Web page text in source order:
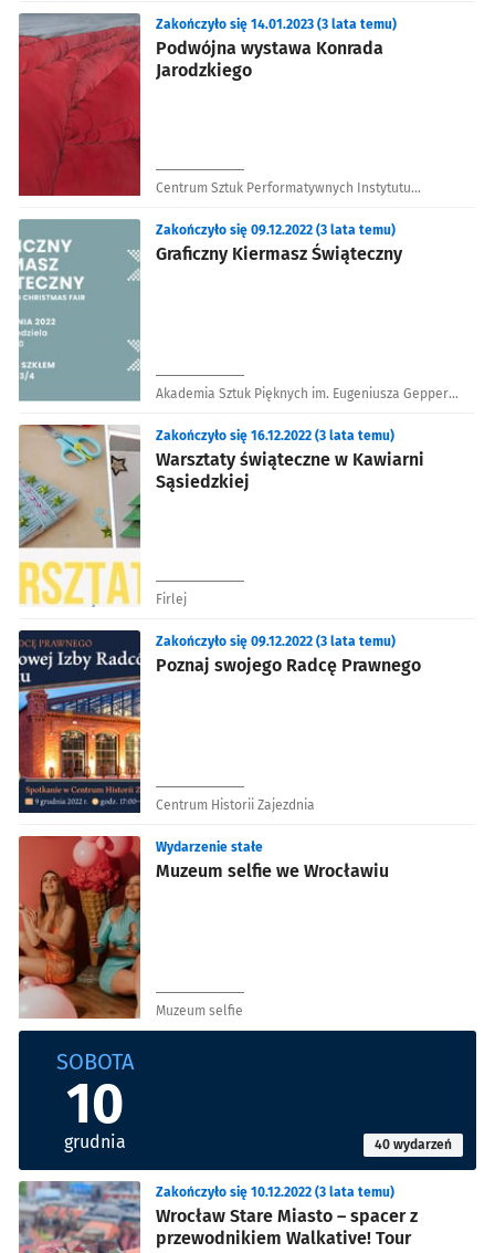
Podwójna wystawa Konrada
Jarodzkiego
Zakończyło się 14.01.2023 (3 lata temu)
Centrum Sztuk Performatywnych Instytutu
Graficzny Kiermasz Świąteczny
Zakończyło się 09.12.2022 (3 lata temu)
Akademia Sztuk Pięknych im. Eugeniusza Gepperta
Warsztaty świąteczne w Kawiarni
Sąsiedzkiej
Zakończyło się 16.12.2022 (3 lata temu)
Firlej
Poznaj swojego Radcę Prawnego
Zakończyło się 09.12.2022 (3 lata temu)
Centrum Historii Zajezdnia
Muzeum selfie we Wrocławiu
Wydarzenie stałe
Muzeum selfie
SOBOTA
10
grudnia 40 wydarzeń
Wrocław Stare Miasto – spacer z
przewodnikiem Walkative! Tour
Zakończyło się 10.12.2022 (3 lata temu)